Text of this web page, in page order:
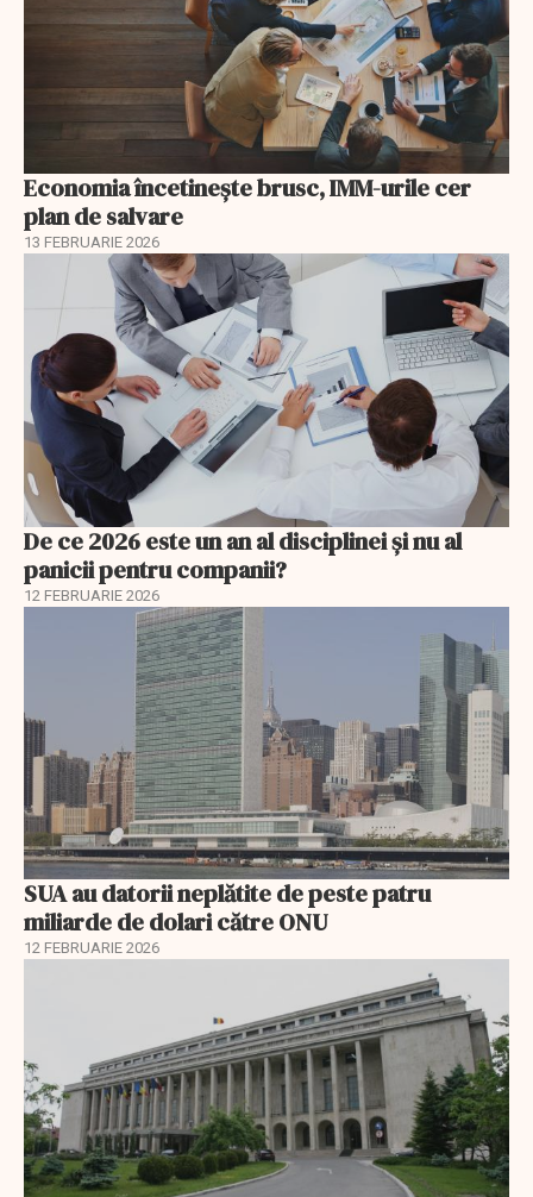
Economia încetinește brusc, IMM-urile cer
plan de salvare
13 FEBRUARIE 2026
De ce 2026 este un an al disciplinei și nu al
panicii pentru companii?
12 FEBRUARIE 2026
SUA au datorii neplătite de peste patru
miliarde de dolari către ONU
12 FEBRUARIE 2026